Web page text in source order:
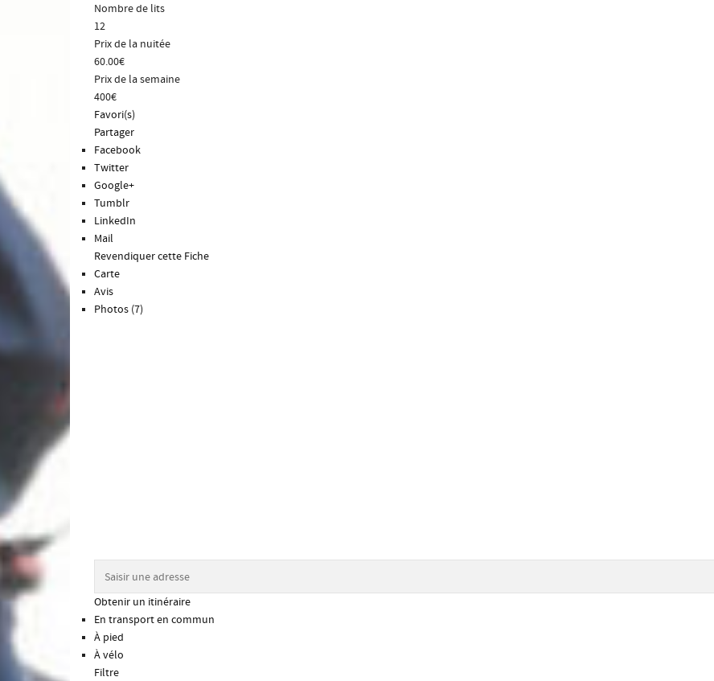
Nombre de lits
12
Prix de la nuitée
60.00€
Prix de la semaine
400€
Favori(s)
Partager
Facebook
Twitter
Google+
Tumblr
LinkedIn
Mail
Revendiquer cette Fiche
Carte
Avis
Photos (7)
Obtenir un itinéraire
En transport en commun
À pied
À vélo
Filtre